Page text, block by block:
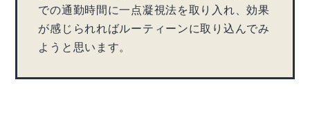
での通勤時間に一点凝視法を取り入れ、効果
が感じられればルーティーンに取り込んでみ
ようと思います。